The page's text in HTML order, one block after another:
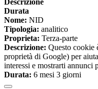
Descrizione
Durata
Nome: NID
Tipologia: analitico
Proprieta: Terza-parte
Descrizione: Questo cookie
proprietà di Google) per
interessi e mostrarti annunci
Durata: 6 mesi 3 giorni